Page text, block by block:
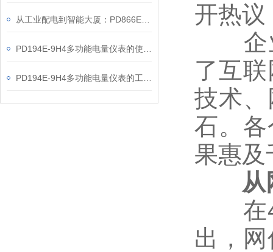
开热议
企业
了互
技术
石。
果惠及
从网
在4
出，